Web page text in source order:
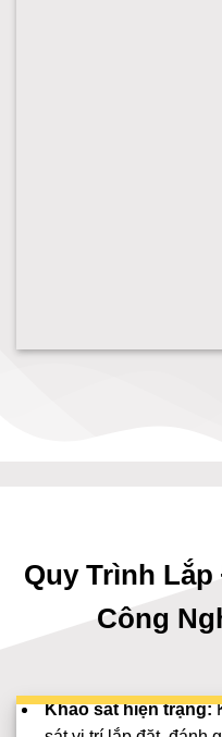
Quy Trình
Công
Khảo sát hiện trạng: